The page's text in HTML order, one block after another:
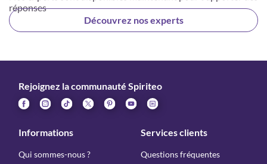
réponses
Découvrez nos experts
Rejoignez la communauté Spiriteo
Informations
Qui sommes-nous ?
Services clients
Questions fréquentes